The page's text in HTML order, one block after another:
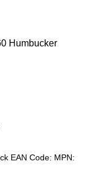
Humbucker
EAN Code: MPN: